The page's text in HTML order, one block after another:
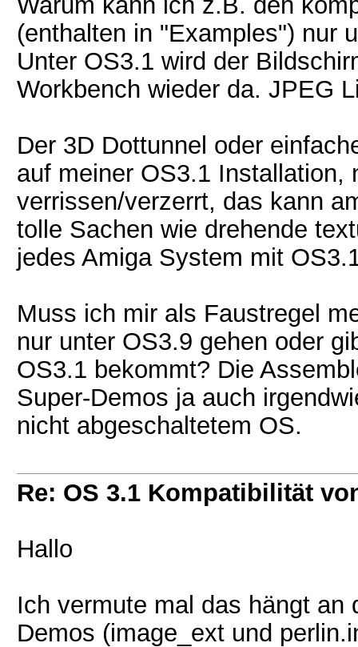
(enthalten in "Examples") nur
Unter OS3.1 wird der
Workbench wieder da. JPEG
Der 3D Dottunnel oder
auf meiner OS3.1 Installation,
verrissen/verzerrt, das kann
tolle Sachen wie drehende
jedes Amiga System mit
Muss ich mir als Faustregel
nur unter OS3.9 gehen oder
OS3.1 bekommt? Die
Super-Demos ja auch
nicht abgeschaltetem OS.
Re: OS 3.1 Kompatibilität
Hallo
Ich vermute mal das hängt an
Demos (image_ext und